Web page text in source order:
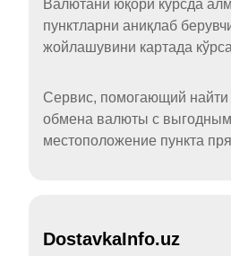
Валютани юқори курсда
пунктларни аниқлаб
жойлашувини картада
Сервис, помогающий
обмена валюты с
местоположение пункта
DostavkaInfo.uz